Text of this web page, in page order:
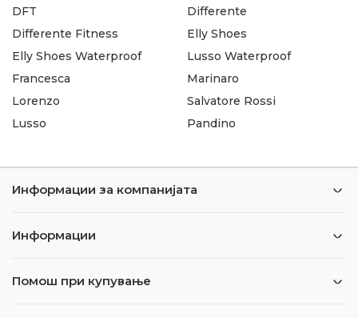
DFT
Differente Fitness
Differente
Elly Shoes
Elly Shoes Waterproof
Francesca
Lorenzo
Lusso
Lusso Waterproof
Marinaro
Salvatore Rossi
Pandino
Информации за компанијата
Информации
Помош при купување